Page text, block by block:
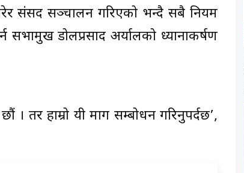
संसद सञ्चालन गरिएको भन्दै सबै नियम
डोलप्रसाद अर्यालको ध्यानाकर्षण
। तर हाम्रो यी माग सम्बोधन गरिनुपर्दछ’,